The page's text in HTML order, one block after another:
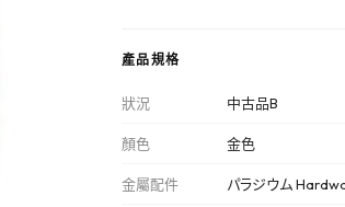
產品規格
狀況 中古品B
顏色 金色
金屬配件 パラジウム